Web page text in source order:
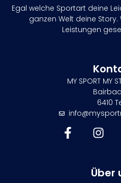
Egal welche Sportart deine
ganzen Welt deine
Leistungen
MY SPORT MY
6410
Über